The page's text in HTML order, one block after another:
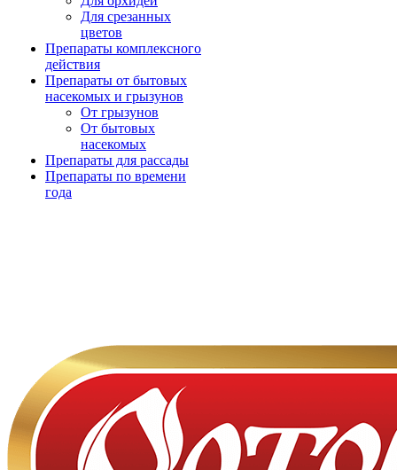
Для срезанных
цветов
Препараты комплексного
действия
Препараты от бытовых
насекомых и грызунов
От грызунов
От бытовых
насекомых
Препараты для рассады
Препараты по времени
года